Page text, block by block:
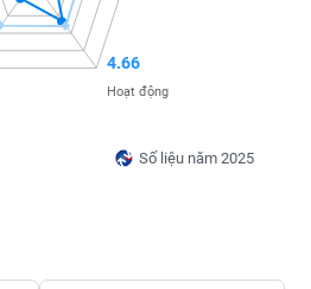
Số liệu năm 2025
4.66
Hoạt động